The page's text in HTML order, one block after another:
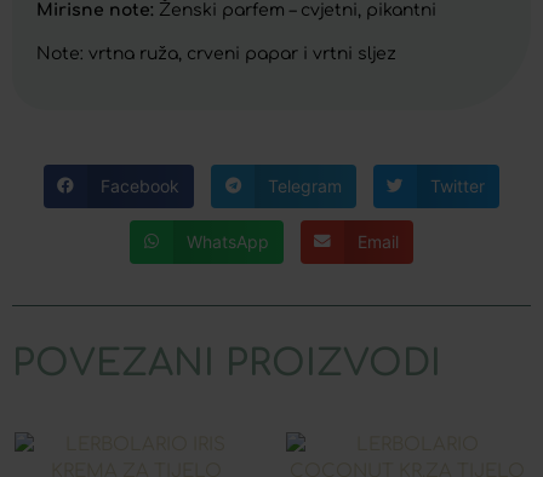
Mirisne note: Ženski parfem – cvjetni, pikantni
Note: vrtna ruža, crveni papar i vrtni sljez
Facebook Telegram Twitter
WhatsApp Email
POVEZANI PROIZVODI